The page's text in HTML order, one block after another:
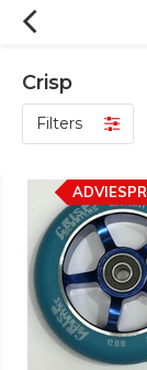
Crisp
Filters